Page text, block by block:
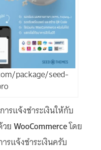
package/seed-
รแจ้งชำระเงินให้กับ
ยWooCommerceโดย
แจ้งชำระเงินครับ